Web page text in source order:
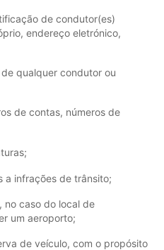
de condutor(es)
endereço eletrónico,
qualquer condutor ou
de contas, números de
a infrações de trânsito;
no caso do local de
um aeroporto;
de veículo, com o propósito